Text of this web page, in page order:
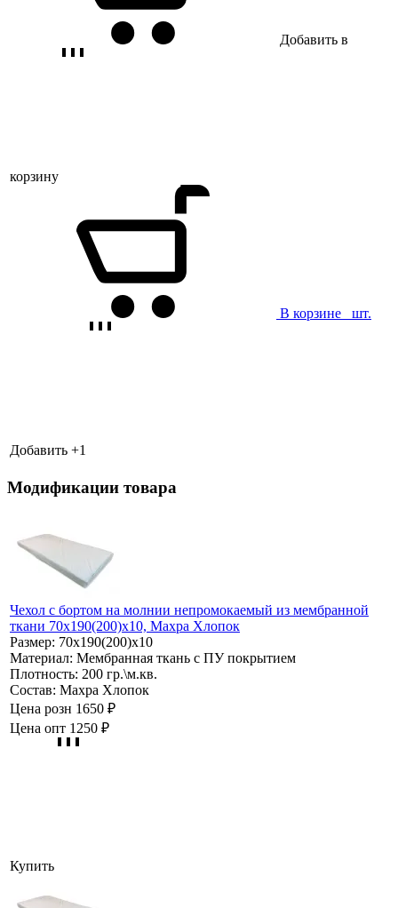
Добавить в
корзину
В корзине шт.
Добавить +1
Модификации товара
Чехол с бортом на молнии непромокаемый из мембранной
ткани 70х190(200)х10, Махра Хлопок
Размер: 70х190(200)х10
Материал: Мембранная ткань с ПУ покрытием
Плотность: 200 гр.\м.кв.
Состав: Махра Хлопок
Цена розн 1650 ₽
Цена опт 1250 ₽
Купить